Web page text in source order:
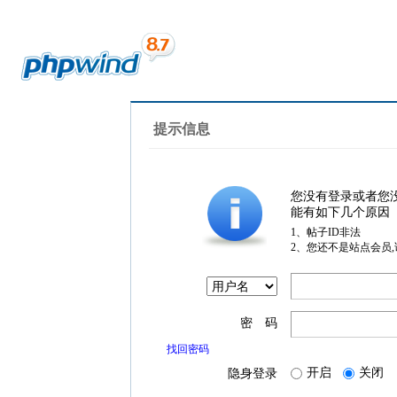
提示信息
您没有登录或者您
能有如下几个原因
1、帖子ID非法
2、您还不是站点会员
密 码
找回密码
隐身登录 开启 关闭